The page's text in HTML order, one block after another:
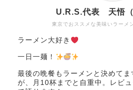
東京でおススメな美味いラーメ
U.R.S.代表 天悟（
ラーメン大好き
一日一麺！
最後の晩餐もラーメンと決めて
が、月10杯までと自重中。レビ